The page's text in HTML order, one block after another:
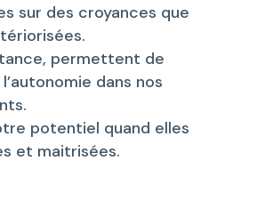
sur des croyances que
permettent de
dans nos
potentiel quand elles
et maitrisées.